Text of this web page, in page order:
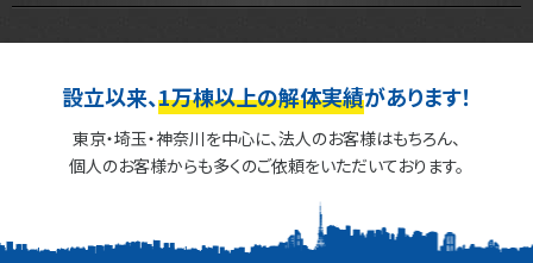
設立以来、1万棟以上の解体実績があります！
東京・埼玉・神奈川を中心に、法人のお客様はもちろん、
個人のお客様からも多くのご依頼をいただいております。